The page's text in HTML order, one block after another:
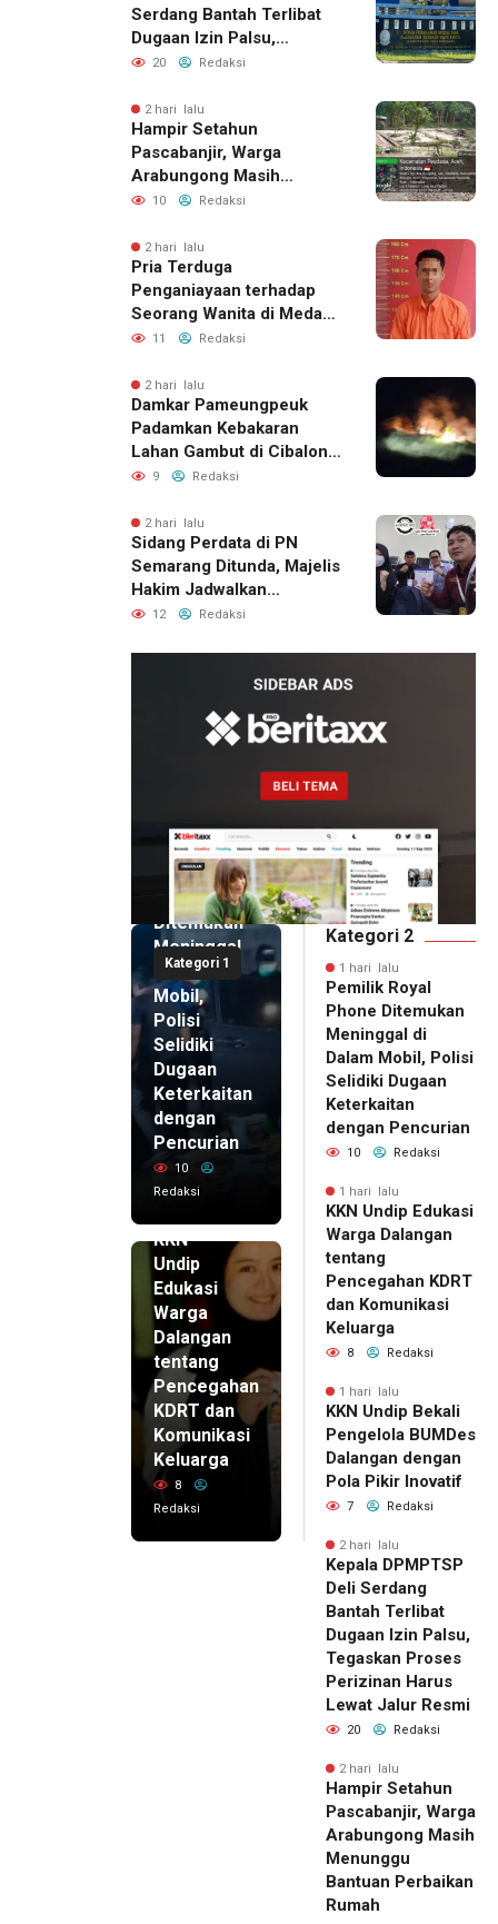
Serdang Bantah Terlibat
Dugaan Izin Palsu,
Tegaskan Proses
Jalur Resmi
20 Redaksi
2 hari lalu
Hampir Setahun
Pascabanjir, Warga
Arabungong Masih
Menunggu Bantuan
10 Redaksi
2 hari lalu
Pria Terduga
Penganiayaan terhadap
Seorang Wanita di Medan
Ditangkap Polisi
11 Redaksi
2 hari lalu
Damkar Pameungpeuk
Padamkan Kebakaran
Lahan Gambut di Cibalong,
Permukiman Warga
9 Redaksi
2 hari lalu
Sidang Perdata di PN
Semarang Ditunda, Majelis
Hakim Jadwalkan
Pemanggilan Ulang BPR
12 Redaksi
Kategori 1
1 hari lalu
Pemilik
Royal
Phone
Ditemukan
Meninggal
di Dalam
Mobil,
Polisi
Selidiki
Dugaan
Keterkaitan
dengan
Pencurian
10
Redaksi
KKN
Undip
Edukasi
Warga
Dalangan
tentang
Pencegahan
KDRT dan
Komunikasi
Keluarga
8
Redaksi
Kategori 2
1 hari lalu
Pemilik Royal
Phone Ditemukan
Meninggal di
Dalam Mobil, Polisi
Selidiki Dugaan
Keterkaitan
dengan Pencurian
10 Redaksi
1 hari lalu
KKN Undip Edukasi
Warga Dalangan
tentang
Pencegahan KDRT
dan Komunikasi
Keluarga
8 Redaksi
1 hari lalu
KKN Undip Bekali
Pengelola BUMDes
Dalangan dengan
Pola Pikir Inovatif
7 Redaksi
2 hari lalu
Kepala DPMPTSP
Deli Serdang
Bantah Terlibat
Dugaan Izin Palsu,
Tegaskan Proses
Perizinan Harus
Lewat Jalur Resmi
20 Redaksi
2 hari lalu
Hampir Setahun
Pascabanjir, Warga
Arabungong Masih
Menunggu
Bantuan Perbaikan
Rumah